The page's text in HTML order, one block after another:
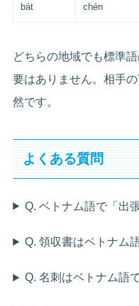
bát chén
どちらの地域でも標準
要はありません。相手
然です。
よくある質問
Q. ベトナム語で「出
Q. 領収書はベトナム
Q. 名刺はベトナム語